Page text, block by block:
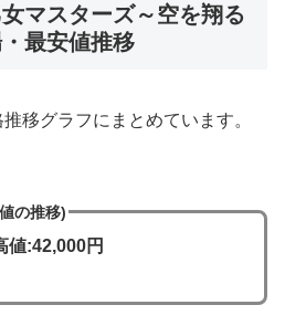
女マスターズ～空を翔る
最安値推移
移グラフにまとめています。
の推移)
値:42,000円